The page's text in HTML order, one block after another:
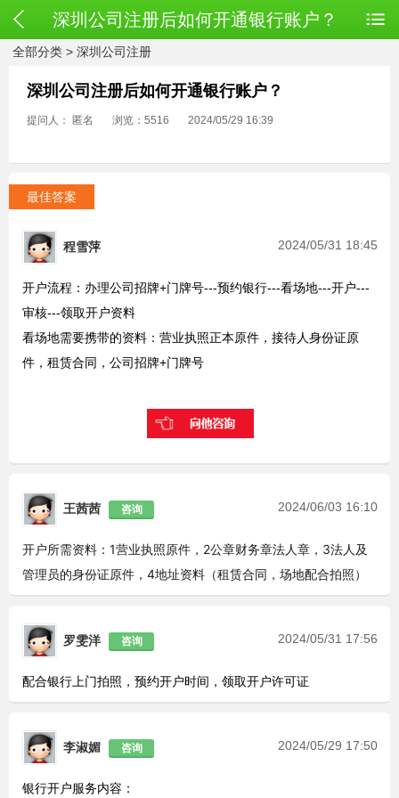
深圳公司注册后如何开通银行账户？
全部分类 > 深圳公司注册
深圳公司注册后如何开通银行账户？
提问人： 匿名 浏览：5516 2024/05/29 16:39
最佳答案
程雪萍 2024/05/31 18:45
开户流程：办理公司招牌+门牌号---预约银行---看场地---开户---
审核---领取开户资料
看场地需要携带的资料：营业执照正本原件，接待人身份证原
件，租赁合同，公司招牌+门牌号
王茜茜 咨询 2024/06/03 16:10
开户所需资料：1营业执照原件，2公章财务章法人章，3法人及
管理员的身份证原件，4地址资料（租赁合同，场地配合拍照）
罗雯洋 咨询 2024/05/31 17:56
配合银行上门拍照，预约开户时间，领取开户许可证
李淑媚 咨询 2024/05/29 17:50
银行开户服务内容：